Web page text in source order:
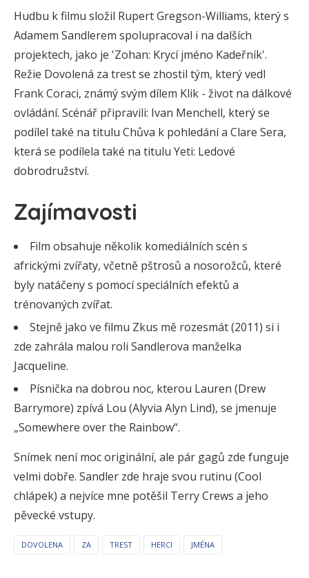
Hudbu k filmu složil Rupert Gregson-Williams, který s
Adamem Sandlerem spolupracoval i na dalších
projektech, jako je 'Zohan: Krycí jméno Kadeřník'.
Režie Dovolená za trest se zhostil tým, který vedl
Frank Coraci, známý svým dílem Klik - život na dálkové
ovládání. Scénář připravili: Ivan Menchell, který se
podílel také na titulu Chůva k pohledání a Clare Sera,
která se podílela také na titulu Yeti: Ledové
dobrodružství.
Zajímavosti
Film obsahuje několik komediálních scén s
africkými zvířaty, včetně pštrosů a nosorožců, které
byly natáčeny s pomocí speciálních efektů a
trénovaných zvířat.
Stejně jako ve filmu Zkus mě rozesmát (2011) si i
zde zahrála malou roli Sandlerova manželka
Jacqueline.
Písnička na dobrou noc, kterou Lauren (Drew
Barrymore) zpívá Lou (Alyvia Alyn Lind), se jmenuje
„Somewhere over the Rainbow“.
Snímek není moc originální, ale pár gagů zde funguje
velmi dobře. Sandler zde hraje svou rutinu (Cool
chlápek) a nejvíce mne potěšil Terry Crews a jeho
pěvecké vstupy.
DOVOLENA ZA TREST HERCI JMÉNA